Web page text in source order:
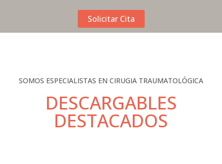
Solicitar Cita
SOMOS ESPECIALISTAS EN CIRUGIA TRAUMATOLÓGICA
DESCARGABLES
DESTACADOS